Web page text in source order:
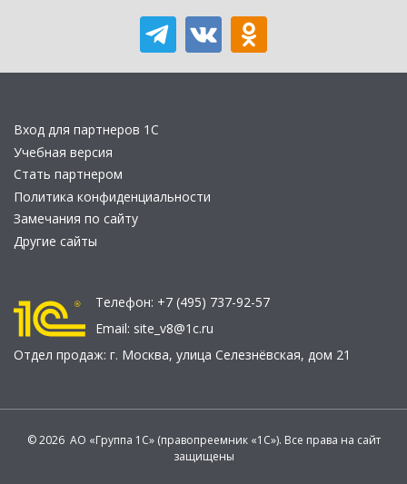
Вход для партнеров 1С
Учебная версия
Стать партнером
Политика конфиденциальности
Замечания по сайту
Другие сайты
Телефон: +7 (495) 737-92-57
Email: site_v8@1c.ru
Отдел продаж: г. Москва, улица Селезнёвская, дом 21
© 2026 АО «Группа 1С» (правопреемник «1С»). Все права на сайт
защищены